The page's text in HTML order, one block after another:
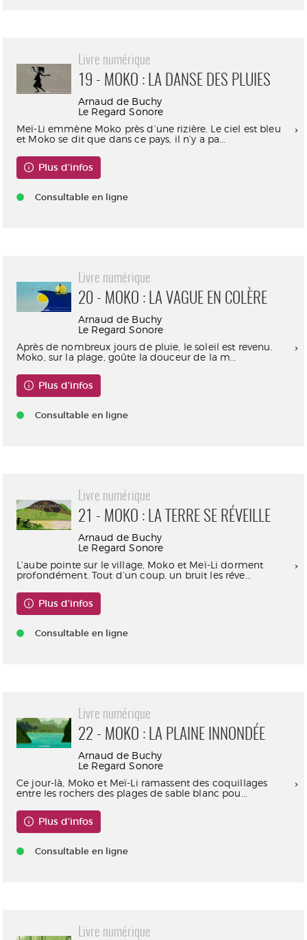
Livre numérique
19 - MOKO : LA DANSE DES PLUIES
Arnaud de Buchy
Le Regard Sonore
Meï-Li emmène Moko près d’une rizière. Le ciel est bleu
et Moko se dit que dans ce pays, il n’y a pa...
Plus d'infos
Consultable en ligne
Livre numérique
20 - MOKO : LA VAGUE EN COLÈRE
Arnaud de Buchy
Le Regard Sonore
Après de nombreux jours de pluie, le soleil est revenu.
Moko, sur la plage, goûte la douceur de la m...
Plus d'infos
Consultable en ligne
Livre numérique
21 - MOKO : LA TERRE SE RÉVEILLE
Arnaud de Buchy
Le Regard Sonore
L’aube pointe sur le village, Moko et Meï-Li dorment
profondément. Tout d’un coup, un bruit les réve...
Plus d'infos
Consultable en ligne
Livre numérique
22 - MOKO : LA PLAINE INNONDÉE
Arnaud de Buchy
Le Regard Sonore
Ce jour-là, Moko et Meï-Li ramassent des coquillages
entre les rochers des plages de sable blanc pou...
Plus d'infos
Consultable en ligne
Livre numérique